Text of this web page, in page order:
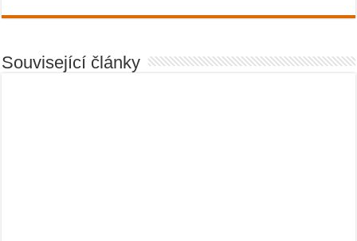
Související články